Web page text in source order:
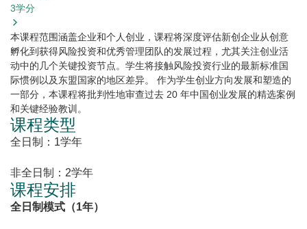
3学分
本课程范围涵盖企业和个人创业，课程将深度评估新创企业从创意
孵化到获得风险投资和优秀管理团队的发展过程，尤其关注创业活
动中的几个关键投资节点。学生将接触风险投资行业的最新标准国
际惯例以及东盟国家的地区差异。 作为学生创业方向发展和塑造的
一部分，本课程将批判性地审查过去 20 年中国创业发展的精选案例
和关键经验教训。
课程类型
全日制：1学年
非全日制：2学年
课程安排
全日制模式（1年）